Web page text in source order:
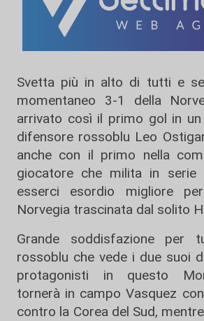
Svetta più in alto di tutti e
momentaneo 3-1 della
arrivato così il primo gol in
difensore rossoblu Leo
anche con il primo nella
giocatore che milita in serie
esserci esordio migliore
Norvegia trascinata dal solito
Grande soddisfazione per
rossoblu che vede i due suoi
protagonisti in questo
tornerà in campo Vasquez
contro la Corea del Sud,